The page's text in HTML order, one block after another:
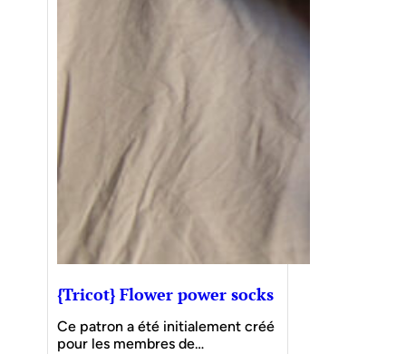
{Tricot} Flower power socks
Ce patron a été initialement créé
pour les membres de…